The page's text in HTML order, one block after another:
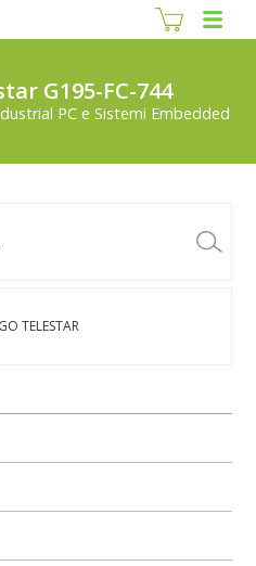
G195-FC-744
PC e Sistemi Embedded
TELESTAR